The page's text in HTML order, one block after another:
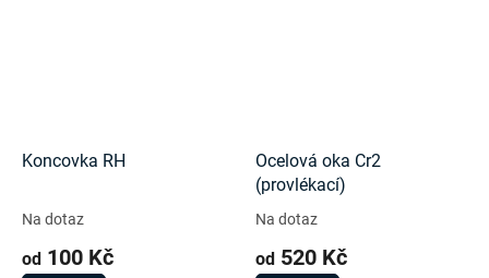
Koncovka RH
Na dotaz
od 100 Kč
Ocelová oka Cr2
(provlékací)
Na dotaz
od 520 Kč